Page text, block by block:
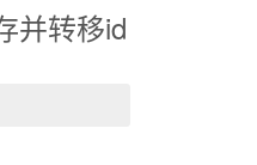
并转移id